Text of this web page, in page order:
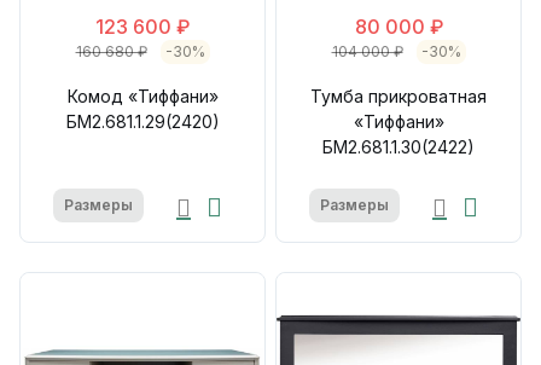
123 600 ₽
160 680 ₽ -30%
Комод «Тиффани»
БМ2.681.1.29(2420)
Размеры
80 000 ₽
104 000 ₽ -30%
Тумба прикроватная
«Тиффани»
БМ2.681.1.30(2422)
Размеры